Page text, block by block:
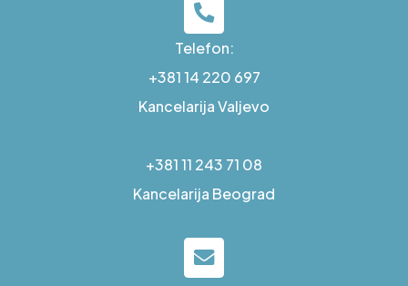
Telefon:
+381 14 220 697
Kancelarija Valjevo
+381 11 243 71 08
Kancelarija Beograd